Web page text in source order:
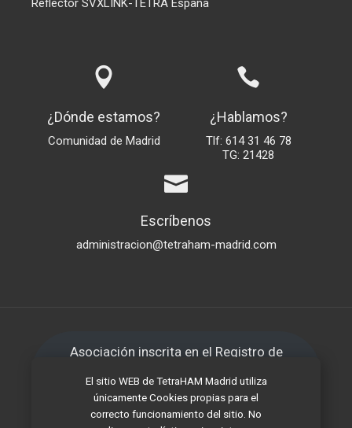
El sitio WEB de TetraHAM Madrid utiliza
únicamente Cookies propias para el
correcto funcionamiento del sitio. No
Reflector SVXLINK-TETRA España
¿Dónde estamos?
Comunidad de Madrid
¿Hablamos?
Tlf: 614 31 46 78
TG: 21428
Escríbenos
administracion@tetraham-madrid.com
Asociación inscrita en el Registro de
Asociaciones de la Comunidad de Madrid
con número 41.205